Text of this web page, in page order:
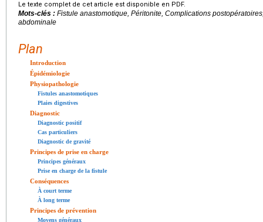
Le texte complet de cet article est disponible en PDF.
Mots-clés : Fistule anastomotique, Péritonite, Complications
abdominale
Plan
Introduction
Épidémiologie
Physiopathologie
Fistules anastomotiques
Plaies digestives
Diagnostic
Diagnostic positif
Cas particuliers
Diagnostic de gravité
Principes de prise en charge
Principes généraux
Prise en charge de la fistule
Conséquences
À court terme
À long terme
Principes de prévention
Moyens généraux